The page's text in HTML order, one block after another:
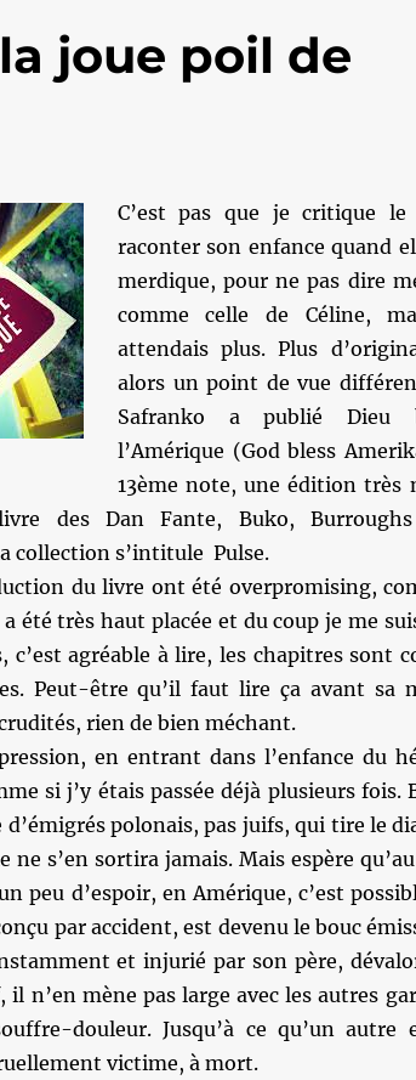
joue poil de
C’est pas que je critique
raconter son enfance quand
merdique, pour ne pas dire
comme celle de Céline,
attendais plus. Plus
alors un point de vue
Safranko a publié Dieu
l’Amérique (God bless
13ème note, une édition très
des Dan Fante, Buko,
collection s’intitule Pulse.
du livre ont été overpromising,
été très haut placée et du coup je me
c’est agréable à lire, les chapitres sont
Peut-être qu’il faut lire ça avant sa
rien de bien méchant.
en entrant dans l’enfance du
si j’y étais passée déjà plusieurs fois.
d’émigrés polonais, pas juifs, qui tire le
ne s’en sortira jamais. Mais espère
peu d’espoir, en Amérique, c’est
par accident, est devenu le bouc
et injurié par son père,
il n’en mène pas large avec les autres
douleur. Jusqu’à ce qu’un autre
victime, à mort.